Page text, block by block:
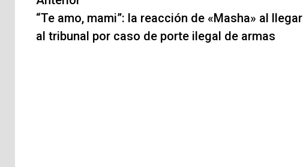
de
entradas
“Te amo, mami”: la reacción de «Masha» al llegar
al tribunal por caso de porte ilegal de armas